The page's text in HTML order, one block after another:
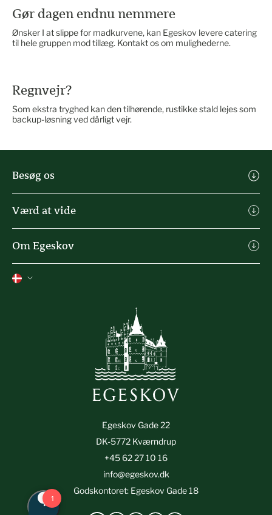
Gør dagen endnu nemmere
Ønsker I at slippe for madkurvene, kan Egeskov levere catering
til hele gruppen mod tillæg. Kontakt os om mulighederne.
Regnvejr?
Som ekstra tryghed kan den tilhørende, rustikke stald lejes som
backup-løsning ved dårligt vejr.
Besøg os
Spisesteder & butikker
Tilmeld nyhedsbrev
Værd at vide
Heartland Festival
Om Egeskov
Kontakt
Smileyrapport (Egeskov Gade 18)
Egeskov Gade 22
DK-5772 Kværndrup
+45 62 27 10 16
info@egeskov.dk
Godskontoret: Egeskov Gade 18